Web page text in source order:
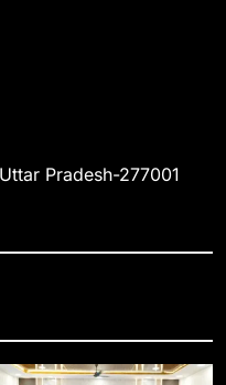
अखंडता और राष्ट्रप्रेम
सिंह ने दिलाई शपथ, दी
लिए बस सेवाओं का
: सभी 90 हजार 712
Pradesh-277001